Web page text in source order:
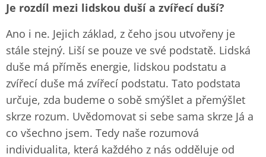
Je rozdíl mezi lidskou duší a zvířecí duší?
Ano i ne. Jejich základ, z čeho jsou utvořeny je
stále stejný. Liší se pouze ve své podstatě. Lidská
duše má příměs energie, lidskou podstatu a
zvířecí duše má zvířecí podstatu. Tato podstata
určuje, zda budeme o sobě smýšlet a přemýšlet
skrze rozum. Uvědomovat si sebe sama skrze Já a
co všechno jsem. Tedy naše rozumová
individualita, která každého z nás odděluje od